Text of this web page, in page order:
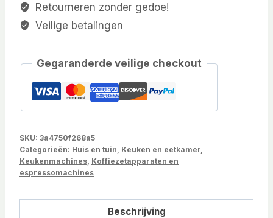
Retourneren zonder gedoe!
Veilige betalingen
Gegaranderde veilige checkout
SKU: 3a4750f268a5
Categorieën: Huis en tuin Keuken en eetkamer
Keukenmachines Koffiezetapparaten en
espressomachines
Beschrijving